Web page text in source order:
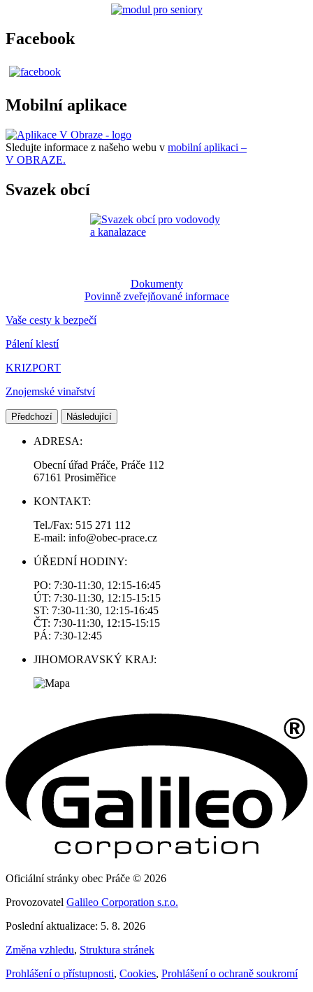
Facebook
Mobilní aplikace
Sledujte informace z našeho webu v mobilní aplikaci –
V OBRAZE.
Svazek obcí
Dokumenty
Povinně zveřejňované informace
Vaše cesty k bezpečí
Pálení klestí
KRIZPORT
Znojemské vinařství
Předchozí Následující
ADRESA:
Obecní úřad Práče, Práče 112
67161 Prosiměřice
KONTAKT:
Tel./Fax: 515 271 112
E-mail: info@obec-prace.cz
ÚŘEDNÍ HODINY:
PO: 7:30-11:30, 12:15-16:45
ÚT: 7:30-11:30, 12:15-15:15
ST: 7:30-11:30, 12:15-16:45
ČT: 7:30-11:30, 12:15-15:15
PÁ: 7:30-12:45
JIHOMORAVSKÝ KRAJ:
Oficiální stránky obec Práče © 2026
Provozovatel Galileo Corporation s.r.o.
Poslední aktualizace: 5. 8. 2026
Změna vzhledu, Struktura stránek
Prohlášení o přístupnosti, Cookies, Prohlášení o ochraně soukromí